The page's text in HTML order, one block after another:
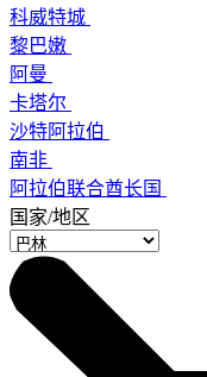
科威特城
黎巴嫩
阿曼
卡塔尔
沙特阿拉伯
南非
阿拉伯联合酋长国
国家/地区